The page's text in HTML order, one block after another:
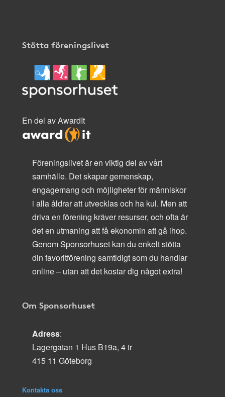
Stötta föreningslivet
En del av AwardIt
Föreningslivet är en viktig del av vårt
samhälle. Det skapar gemenskap,
engagemang och möjligheter för människor
i alla åldrar att utvecklas och ha kul. Men att
driva en förening kräver resurser, och ofta är
det en utmaning att få ekonomin att gå ihop.
Genom Sponsorhuset kan du enkelt stötta
din favoritförening samtidigt som du handlar
online – utan att det kostar dig något extra!
Om Sponsorhuset
Adress:
Lagergatan 1 Hus B19a, 4 tr
415 11 Göteborg
Kontakta oss